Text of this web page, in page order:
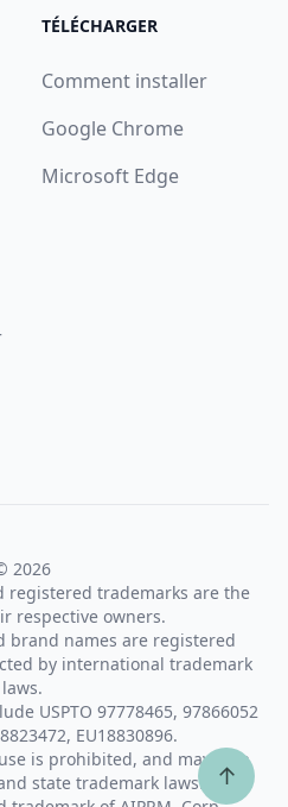
TÉLÉCHARGER
Comment installer
Google Chrome
Microsoft Edge
2026
registered trademarks are the
respective owners.
brand names are registered
by international trademark
laws.
USPTO 97778465, 97866052
EU18830896.
is prohibited, and may be a
state trademark laws.
↑